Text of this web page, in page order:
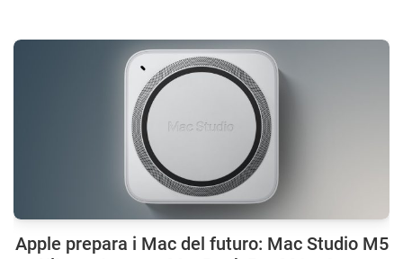
Apple prepara i Mac del futuro: Mac Studio M5